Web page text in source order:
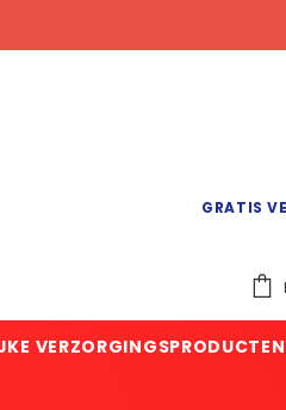
GRATIS
VERZORGINGSPRODUCTEN